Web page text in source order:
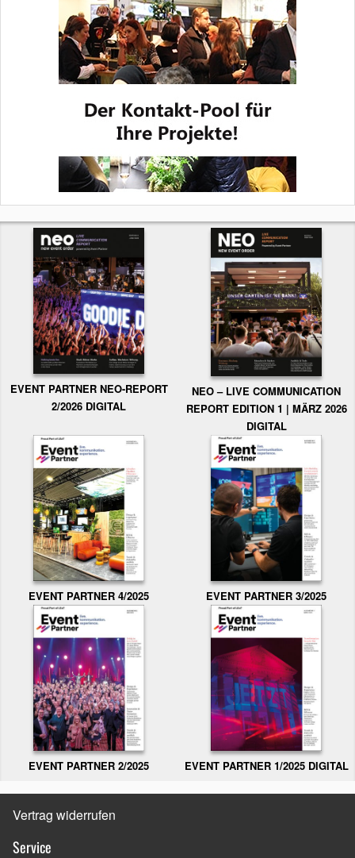
EVENT PARTNER NEO-REPORT
2/2026 DIGITAL
NEO – LIVE COMMUNICATION
REPORT EDITION 1 | MÄRZ 2026
DIGITAL
EVENT PARTNER 4/2025 EVENT PARTNER 3/2025
EVENT PARTNER 2/2025 EVENT PARTNER 1/2025 DIGITAL
Vertrag widerrufen
Service